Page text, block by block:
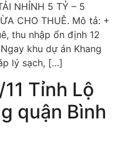
NHỈNH 5 TỶ – 5
CHO THUÊ. Mô tả: +
thu nhập ổn định 12
khu dự án Khang
lý sạch, […]
Tỉnh Lộ
quận Bình